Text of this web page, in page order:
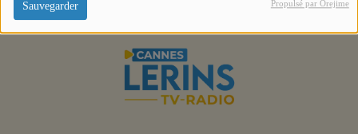
Sauvegarder Propulsé par Orejime